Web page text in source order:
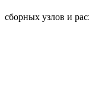
сборных узлов и